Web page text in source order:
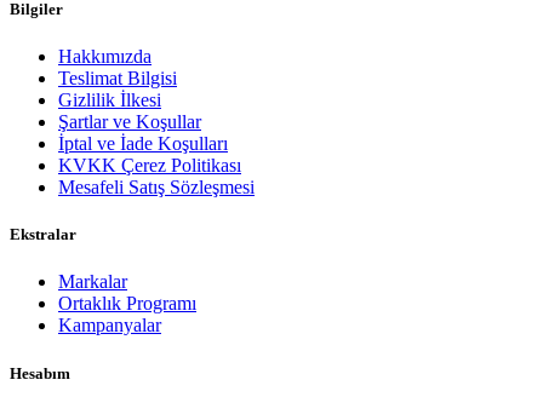
Bilgiler
Hakkımızda
Teslimat Bilgisi
Gizlilik İlkesi
Şartlar ve Koşullar
İptal ve İade Koşulları
KVKK Çerez Politikası
Mesafeli Satış Sözleşmesi
Ekstralar
Markalar
Ortaklık Programı
Kampanyalar
Hesabım